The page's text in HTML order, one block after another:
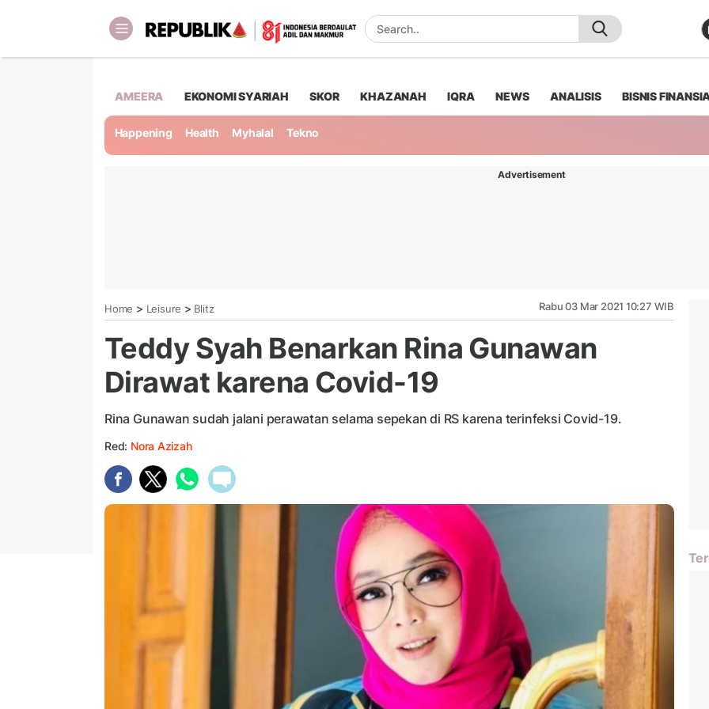
AMEERA EKONOMI SYARIAH SKOR KHAZANAH IQRA NEWS ANALISIS BISNIS
Happening Health Myhalal Tekno
Advertisement
Home > Leisure > Blitz Rabu 03 Mar 2021 10:27 WIB
Teddy Syah Benarkan Rina Gunawan
Dirawat karena Covid-19
Rina Gunawan sudah jalani perawatan selama sepekan di RS karena terinfeksi Covid-19.
Red: Nora Azizah